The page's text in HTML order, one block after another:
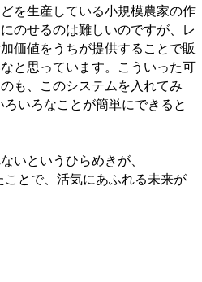
を生産している小規模農家の作
のせるのは難しいのですが、レ
価値をうちが提供することで販
と思っています。こういった可
も、このシステムを入れてみ
ろいろなことが簡単にできると
いというひらめきが、
ことで、活気にあふれる未来が